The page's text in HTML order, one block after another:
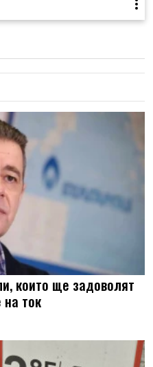
които ще задоволят
ток